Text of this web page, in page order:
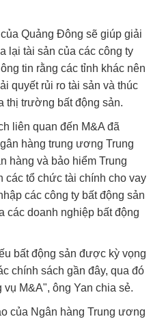
Quảng Đông sẽ giúp giải
lại tài sản của các công ty
tin rằng các tỉnh khác nên
quyết rủi ro tài sản và thúc
thị trường bất động sản.
liên quan đến M&A đã
hàng trung ương Trung
hàng và bảo hiểm Trung
các tổ chức tài chính cho vay
các công ty bất động sản
các doanh nghiệp bất động
bất động sản được kỳ vọng
chính sách gần đây, qua đó
M&A", ông Yan chia sẻ.
của Ngân hàng Trung ương